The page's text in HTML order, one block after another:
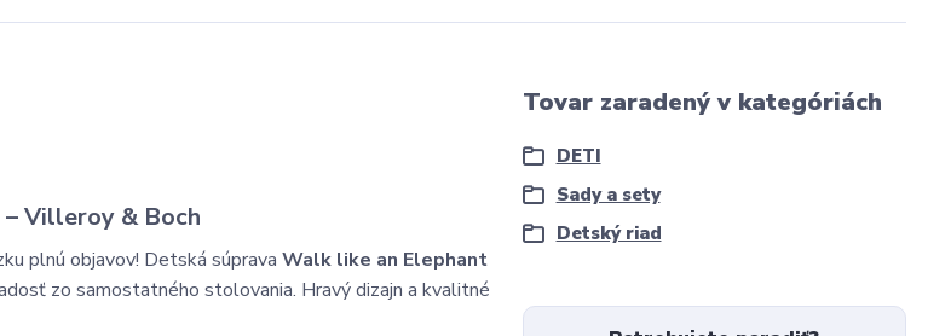
Villeroy & Boch
plnú objavov! Detská súprava Walk like an Elephant
zo samostatného stolovania. Hravý dizajn a kvalitné
Tovar zaradený v kategóriách
DETI
Sady a sety
Detský riad